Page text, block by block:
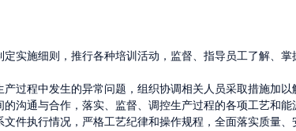
实施细则，推行各种培训活动，监督、指导员工了解、
程中发生的异常问题，组织协调相关人员采取措施加以
通与合作，落实、监督、调控生产过程的各项工艺和
执行情况，严格工艺纪律和操作规程，全面落实质量、